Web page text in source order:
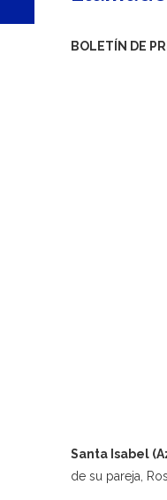
BOLETÍN DE
Santa Isabel
de su pareja,